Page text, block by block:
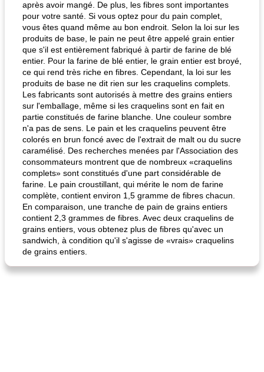
fiesta tostadas le méga's jopp joes
après avoir mangé. De plus, les fibres sont importantes
pour votre santé. Si vous optez pour du pain complet,
vous êtes quand même au bon endroit. Selon la loi sur les
produits de base, le pain ne peut être appelé grain entier
que s'il est entièrement fabriqué à partir de farine de blé
entier. Pour la farine de blé entier, le grain entier est broyé,
ce qui rend très riche en fibres. Cependant, la loi sur les
produits de base ne dit rien sur les craquelins complets.
Les fabricants sont autorisés à mettre des grains entiers
sur l'emballage, même si les craquelins sont en fait en
partie constitués de farine blanche. Une couleur sombre
n'a pas de sens. Le pain et les craquelins peuvent être
colorés en brun foncé avec de l'extrait de malt ou du sucre
caramélisé. Des recherches menées par l'Association des
consommateurs montrent que de nombreux «craquelins
complets» sont constitués d'une part considérable de
farine. Le pain croustillant, qui mérite le nom de farine
complète, contient environ 1,5 gramme de fibres chacun.
En comparaison, une tranche de pain de grains entiers
contient 2,3 grammes de fibres. Avec deux craquelins de
grains entiers, vous obtenez plus de fibres qu'avec un
sandwich, à condition qu'il s'agisse de «vrais» craquelins
de grains entiers.